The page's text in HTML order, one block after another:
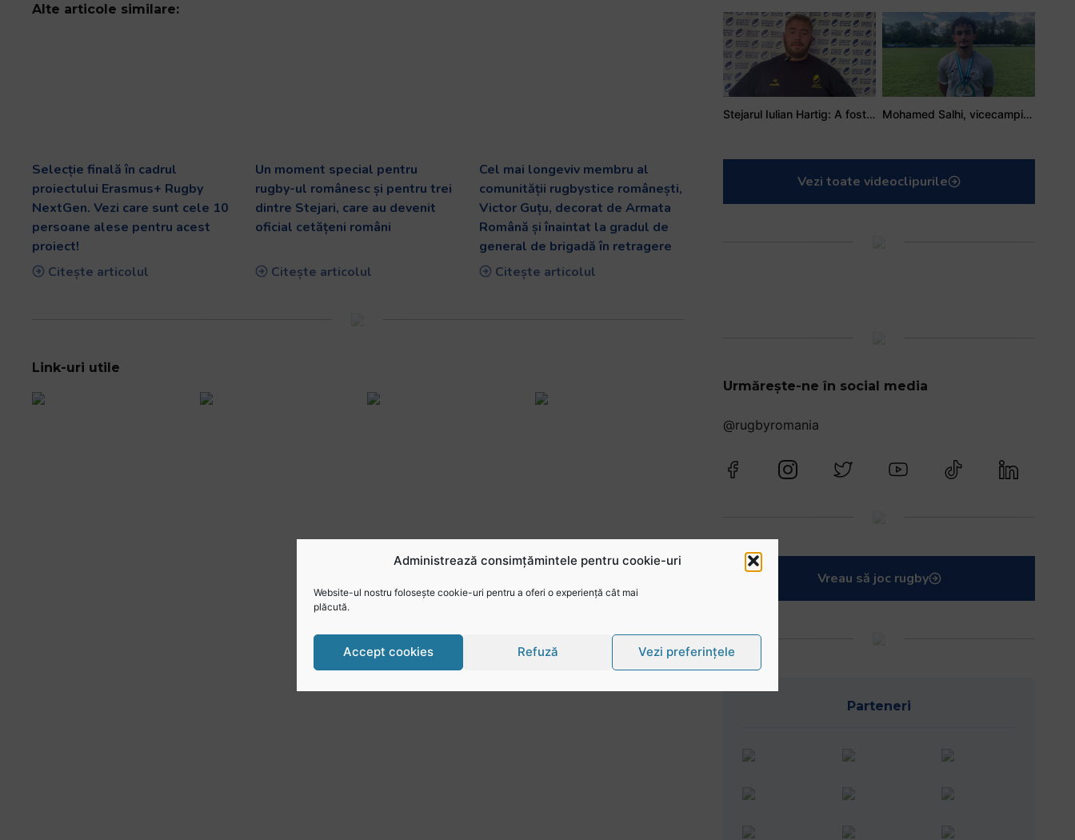
Administrează consimțămintele pentru cookie-uri
Website-ul nostru folosește cookie-uri pentru a oferi o experiență cât mai
plăcută.
Accept cookies Refuză Vezi preferințele
Alte articole similare:
Selecție finală în cadrul
proiectului Erasmus+ Rugby
NextGen. Vezi care sunt cele 10
persoane alese pentru acest
proiect!
Citește articolul
Un moment special pentru
rugby-ul românesc și pentru trei
dintre Stejari, care au devenit
oficial cetățeni români
Citește articolul
Cel mai longeviv membru al
comunității rugbystice românești,
Victor Guțu, decorat de Armata
Română și înaintat la gradul de
general de brigadă în retragere
Citește articolul
Link-uri utile
Stejarul Iulian Hartig: A fost un turneu care a unit mai mult echipa Mohamed Salhi, vicecampion național juniori I: Rugby-ul te învață să accepți și înfrângerile
Vezi toate videoclipurile
Urmărește-ne în social media
@rugbyromania
Vreau să joc rugby
Parteneri